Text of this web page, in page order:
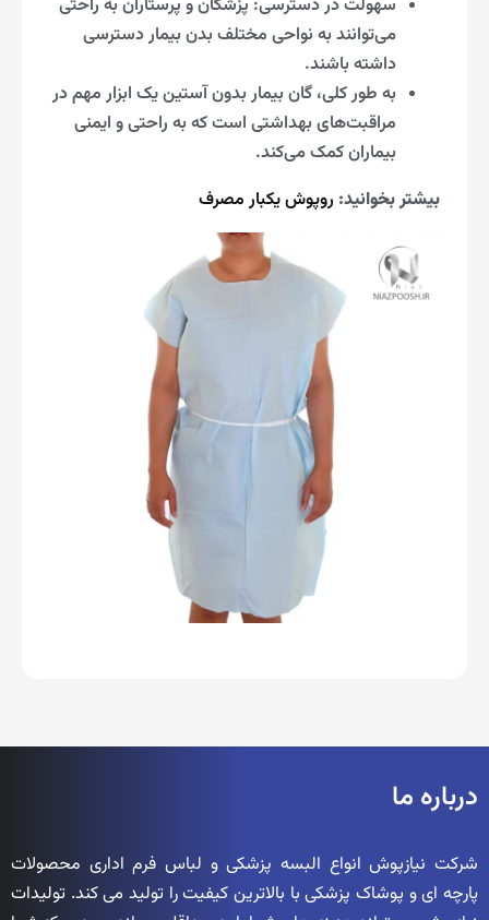
سهولت در دسترسی: پزشکان و پرستاران به راحتی
می‌توانند به نواحی مختلف بدن بیمار دسترسی
داشته باشند.
به طور کلی، گان بیمار بدون آستین یک ابزار مهم در
مراقبت‌های بهداشتی است که به راحتی و ایمنی
بیماران کمک می‌کند.
بیشتر بخوانید: روپوش یکبار مصرف
درباره ما
شرکت نیازپوش انواع البسه پزشکی و لباس فرم اداری محصولات
پارچه ای و پوشاک پزشکی با بالاترین کیفیت را تولید می کند. تولیدات